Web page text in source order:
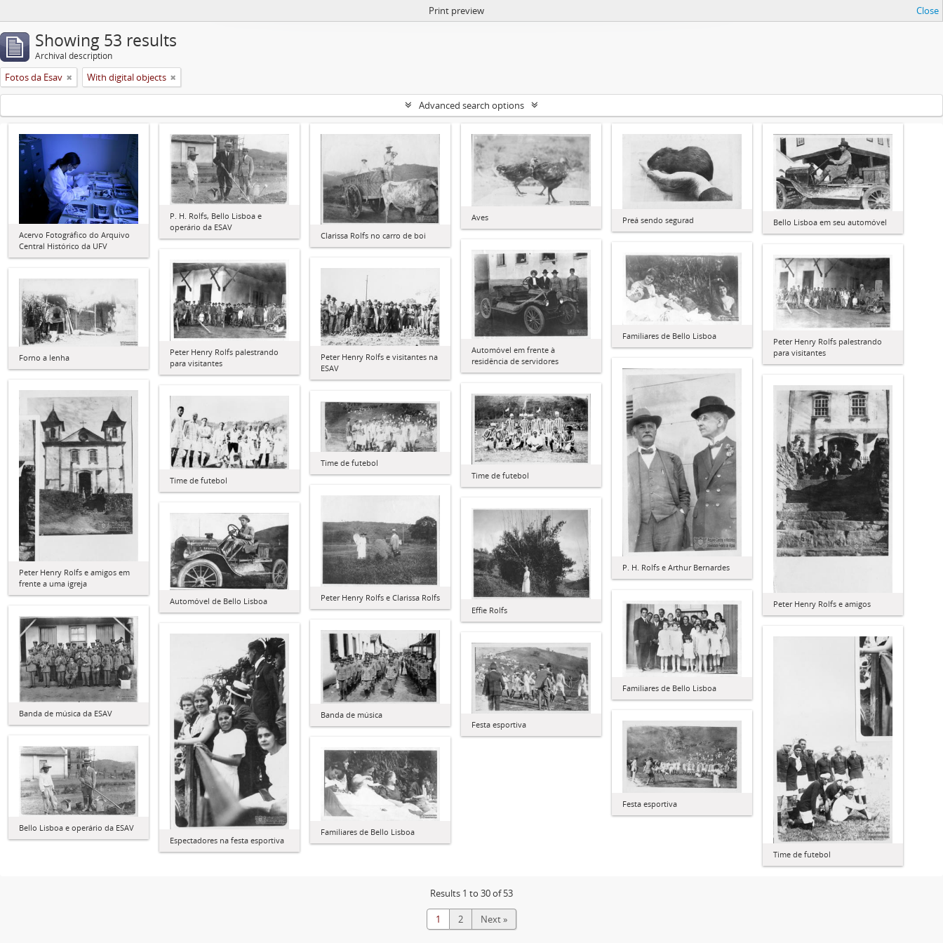
Print preview Close
Showing 53 results
Archival description
Fotos da Esav With digital objects
Advanced search options
Acervo Fotográfico do Arquivo
Central Histórico da UFV
P. H. Rolfs, Bello Lisboa e
operário da ESAV
Clarissa Rolfs no carro de boi
Aves Preá sendo segurad Bello Lisboa em seu automóvel
Automóvel em frente à
residência de servidores
Familiares de Bello Lisboa
Peter Henry Rolfs palestrando
para visitantes
Peter Henry Rolfs palestrando
para visitantes
Peter Henry Rolfs e visitantes na
ESAV
Forno a lenha
P. H. Rolfs e Arthur Bernardes
Peter Henry Rolfs e amigos
Peter Henry Rolfs e amigos em
frente a uma igreja
Time de futebol
Time de futebol
Time de futebol
Peter Henry Rolfs e Clarissa Rolfs
Effie Rolfs
Automóvel de Bello Lisboa
Familiares de Bello Lisboa
Banda de música da ESAV Banda de música
Espectadores na festa esportiva
Time de futebol
Festa esportiva
Festa esportiva
Bello Lisboa e operário da ESAV Familiares de Bello Lisboa
Results 1 to 30 of 53
1 2 Next »